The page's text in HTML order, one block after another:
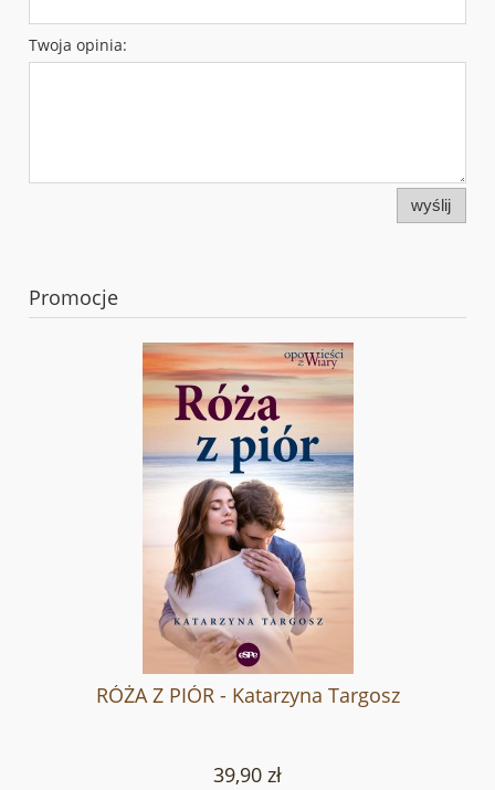
Twoja opinia:
wyślij
Promocje
RÓŻA Z PIÓR - Katarzyna Targosz
39,90 zł